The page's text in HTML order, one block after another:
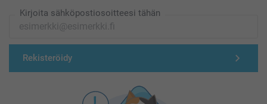
Kirjoita sähköpostiosoitteesi tähän
Rekisteröidy